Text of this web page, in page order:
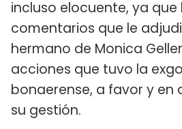
incluso elocuente, ya
comentarios que le
hermano de Monica
acciones que tuvo la
bonaerense, a favor y en
su gestión.